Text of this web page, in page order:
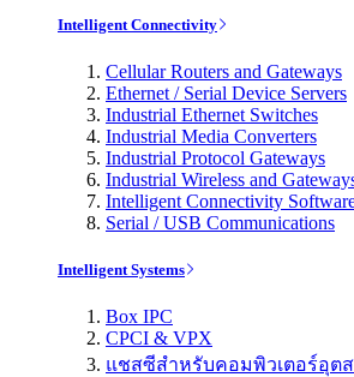
Intelligent Connectivity
Cellular Routers and Gateways
Ethernet / Serial Device Servers
Industrial Ethernet Switches
Industrial Media Converters
Industrial Protocol Gateways
Industrial Wireless and
Intelligent Connectivity
Serial / USB Communications
Intelligent Systems
Box IPC
CPCI & VPX
แชสซีสำหรับคอมพิวเตอร์อุต